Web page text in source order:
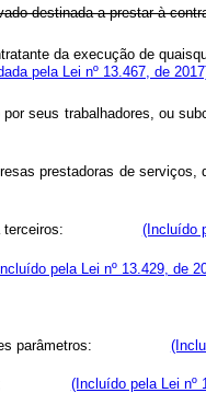
privado destinada a
da execução de
pela Lei nº 13.467, de
por seus
prestadoras de
a terceiros: (Incluído
pela Lei nº 13.429, de
parâmetros:
reais); (Incluído pela Lei nº